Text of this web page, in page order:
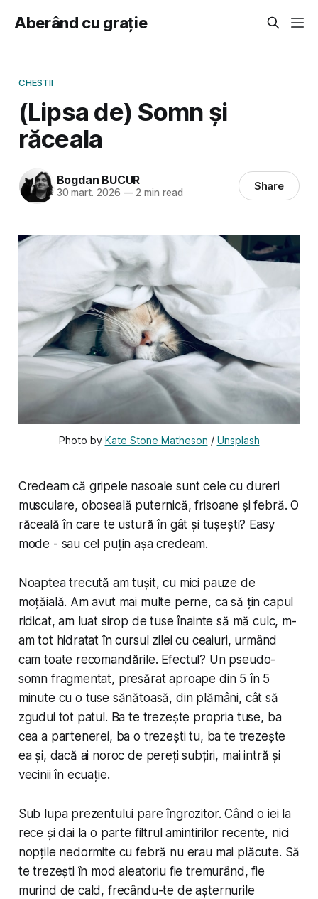
Aberând cu grație
CHESTII
(Lipsa de) Somn și
răceala
Bogdan BUCUR
30 mart. 2026 —2 min read Share
Photo by Kate Stone Matheson / Unsplash
Credeam că gripele nasoale sunt cele cu dureri
musculare, oboseală puternică, frisoane și febră. O
răceală în care te ustură în gât și tușești? Easy
mode - sau cel puțin așa credeam.
Noaptea trecută am tușit, cu mici pauze de
moțăială. Am avut mai multe perne, ca să țin capul
ridicat, am luat sirop de tuse înainte să mă culc, m-
am tot hidratat în cursul zilei cu ceaiuri, urmând
cam toate recomandările. Efectul? Un pseudo-
somn fragmentat, presărat aproape din 5 în 5
minute cu o tuse sănătoasă, din plămâni, cât să
zgudui tot patul. Ba te trezește propria tuse, ba
cea a partenerei, ba o trezești tu, ba te trezește
ea și, dacă ai noroc de pereți subțiri, mai intră și
vecinii în ecuație.
Sub lupa prezentului pare îngrozitor. Când o iei la
rece și dai la o parte filtrul amintirilor recente, nici
nopțile nedormite cu febră nu erau mai plăcute. Să
te trezești în mod aleatoriu fie tremurând, fie
murind de cald, frecându-te de așternurile